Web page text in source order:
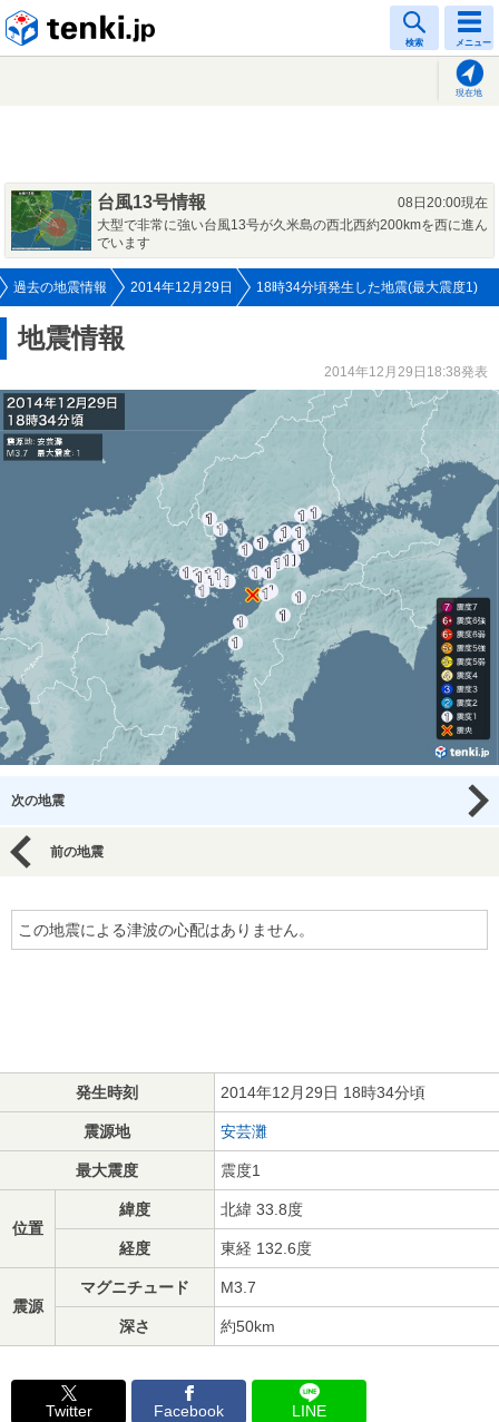
検索 メニュー
現在地
台風13号情報
08日20:00現在
大型で非常に強い台風13号が久米島の西北西約200kmを西に進ん
でいます
過去の地震情報 2014年12月29日 18時34分頃発生した地震(最大震度1)
地震情報
2014年12月29日18:38発表
次の地震
前の地震
この地震による津波の心配はありません。
発生時刻 2014年12月29日 18時34分頃
震源地 安芸灘
最大震度 震度1
位置
緯度 北緯 33.8度
経度 東経 132.6度
震源
マグニチュード M3.7
深さ 約50km
Twitter Facebook LINE